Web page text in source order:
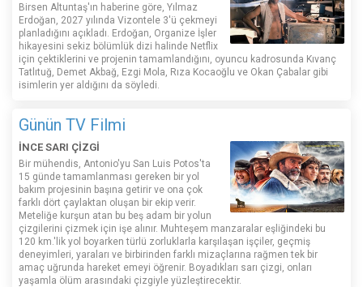
Birsen Altuntaş'ın haberine göre, Yılmaz
Erdoğan, 2027 yılında Vizontele 3'ü çekmeyi
planladığını açıkladı. Erdoğan, Organize İşler
hikayesini sekiz bölümlük dizi halinde Netflix
için çektiklerini ve projenin tamamlandığını, oyuncu kadrosunda Kıvanç
Tatlıtuğ, Demet Akbağ, Ezgi Mola, Rıza Kocaoğlu ve Okan Çabalar gibi
isimlerin yer aldığını da söyledi.
Günün TV Filmi
İNCE SARI ÇİZGİ
Bir mühendis, Antonio'yu San Luis Potos'ta
15 günde tamamlanması gereken bir yol
bakım projesinin başına getirir ve ona çok
farklı dört çaylaktan oluşan bir ekip verir.
Meteliğe kurşun atan bu beş adam bir yolun
çizgilerini çizmek için işe alınır. Muhteşem manzaralar eşliğindeki bu
120 km.'lik yol boyarken türlü zorluklarla karşılaşan işçiler, geçmiş
deneyimleri, yaraları ve birbirinden farklı mizaçlarına rağmen tek bir
amaç uğrunda hareket emeyi öğrenir. Boyadıkları sarı çizgi, onları
yaşamla ölüm arasındaki çizgiyle yüzleştirecektir.